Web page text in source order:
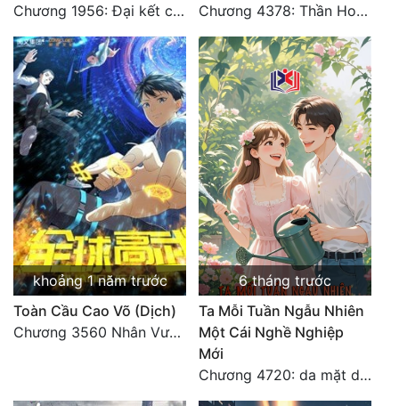
Chương 1956: Đại kết cục
Chương 4378: Thần Hoàng Hạ Thiên (Đại kết cục) (03)
khoảng 1 năm trước
Toàn Cầu Cao Võ (Dịch)
Chương 3560 Nhân Vương trở về - END
6 tháng trước
Ta Mỗi Tuần Ngẫu Nhiên
Một Cái Nghề Nghiệp
Mới
Chương 4720: da mặt dày